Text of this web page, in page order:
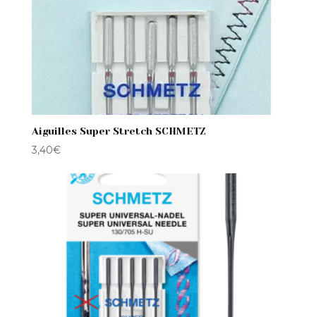
Aiguilles Super Stretch SCHMETZ
3,40€